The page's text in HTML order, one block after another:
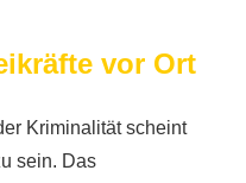
vor Ort
Kriminalität scheint
sein. Das